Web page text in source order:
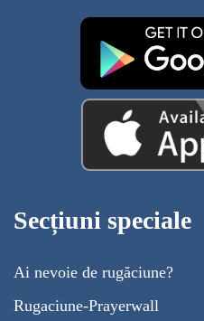
Secțiuni speciale
Ai nevoie de rugăciune?
Rugaciune-Prayerwall